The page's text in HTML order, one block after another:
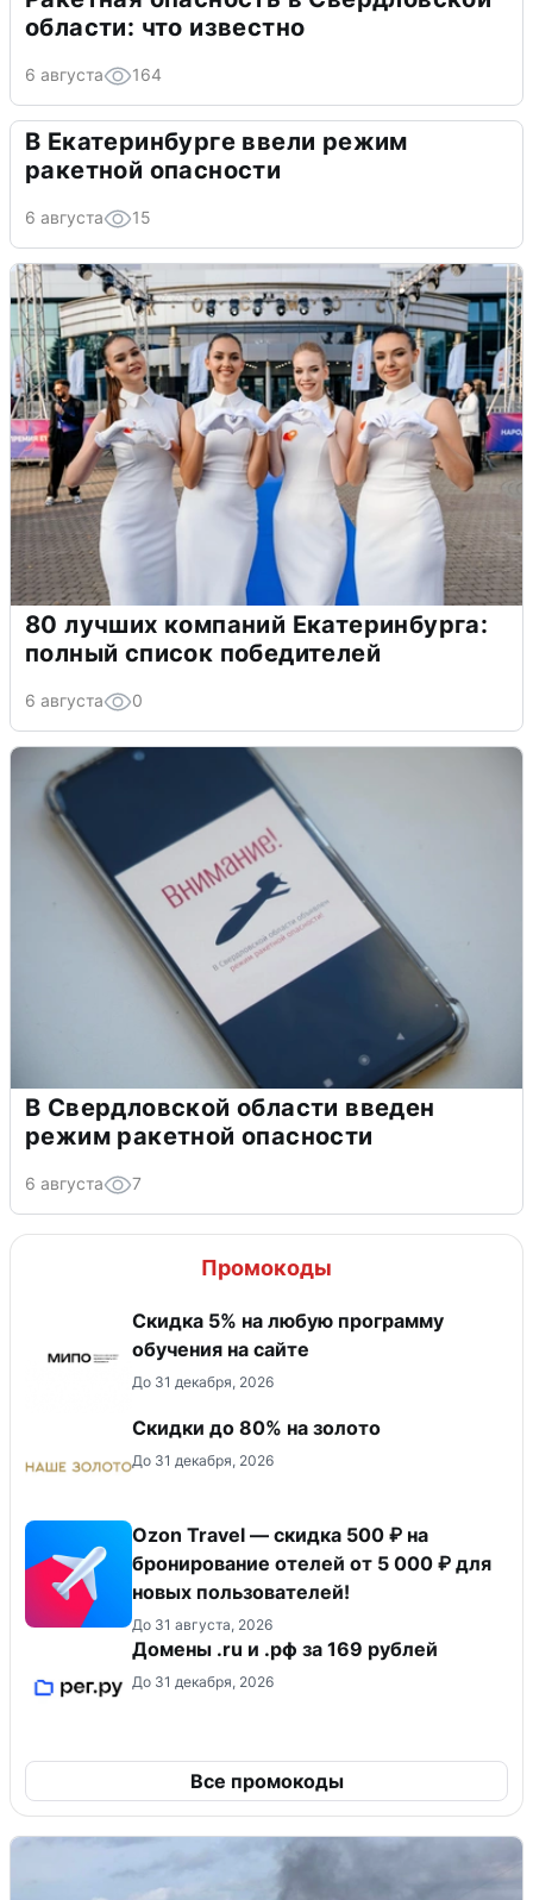
области: что известно
6 августа 164
В Екатеринбурге ввели режим
ракетной опасности
6 августа 15
80 лучших компаний Екатеринбурга:
полный список победителей
6 августа 0
В Свердловской области введен
режим ракетной опасности
6 августа 7
Промокоды
Скидка 5% на любую программу
обучения на сайте
До 31 декабря, 2026
Скидки до 80% на золото
До 31 декабря, 2026
Ozon Travel — скидка 500 ₽ на
бронирование отелей от 5 000 ₽ для
новых пользователей!
До 31 августа, 2026
Домены .ru и .рф за 169 рублей
До 31 декабря, 2026
Все промокоды